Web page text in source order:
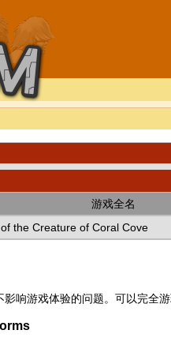
游戏全名
the Creature of Coral Cove
响游戏体验的问题。可以完全游